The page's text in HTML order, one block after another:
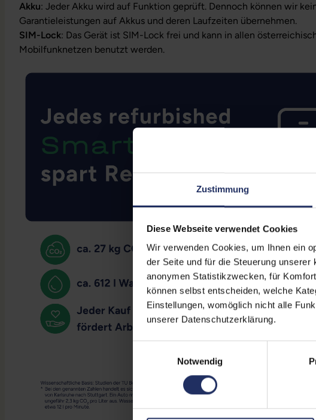
Zustimmung
Diese Webseite verwendet Cookies
Wir verwenden Cookies, um Ihnen ein
der Seite und für die Steuerung
anonymen Statistikzwecken, für
können selbst entscheiden, welche
Einstellungen, womöglich nicht alle
unserer Datenschutzerklärung.
Notwendig
Akku: Jeder Akku wird auf Funktion geprüft. Dennoch können wir
Garantieleistungen auf Akkus und deren Laufzeiten übernehmen.
SIM-Lock: Das Gerät ist SIM-Lock frei und kann in allen
Mobilfunknetzen benutzt werden.